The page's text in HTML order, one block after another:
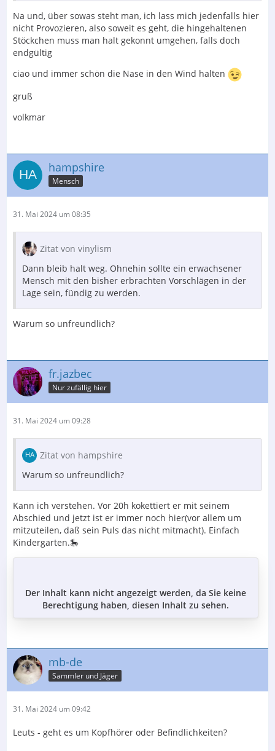
Na und, über sowas steht man, ich lass mich jedenfalls hier
nicht Provozieren, also soweit es geht, die hingehaltenen
Stöckchen muss man halt gekonnt umgehen, falls doch
endgültig
ciao und immer schön die Nase in den Wind halten
gruß
volkmar
hampshire
Mensch
31. Mai 2024 um 08:35
Zitat von vinylism
Dann bleib halt weg. Ohnehin sollte ein erwachsener
Mensch mit den bisher erbrachten Vorschlägen in der
Lage sein, fündig zu werden.
Warum so unfreundlich?
fr.jazbec
Nur zufällig hier
31. Mai 2024 um 09:28
Zitat von hampshire
Warum so unfreundlich?
Kann ich verstehen. Vor 20h kokettiert er mit seinem
Abschied und jetzt ist er immer noch hier(vor allem um
mitzuteilen, daß sein Puls das nicht mitmacht). Einfach
Kindergarten.🎠
Der Inhalt kann nicht angezeigt werden, da Sie keine
Berechtigung haben, diesen Inhalt zu sehen.
mb-de
Sammler und Jäger
31. Mai 2024 um 09:42
Leuts - geht es um Kopfhörer oder Befindlichkeiten?